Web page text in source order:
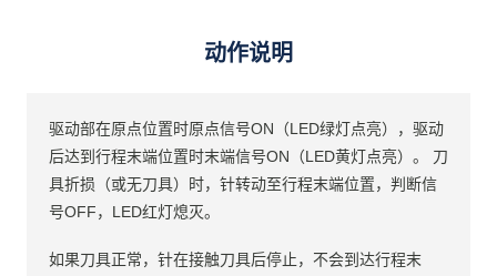
动作说明
驱动部在原点位置时原点信号ON（LED绿灯点亮），驱动
后达到行程末端位置时末端信号ON（LED黄灯点亮）。 刀
具折损（或无刀具）时，针转动至行程末端位置，判断信
号OFF，LED红灯熄灭。
如果刀具正常，针在接触刀具后停止，不会到达行程末